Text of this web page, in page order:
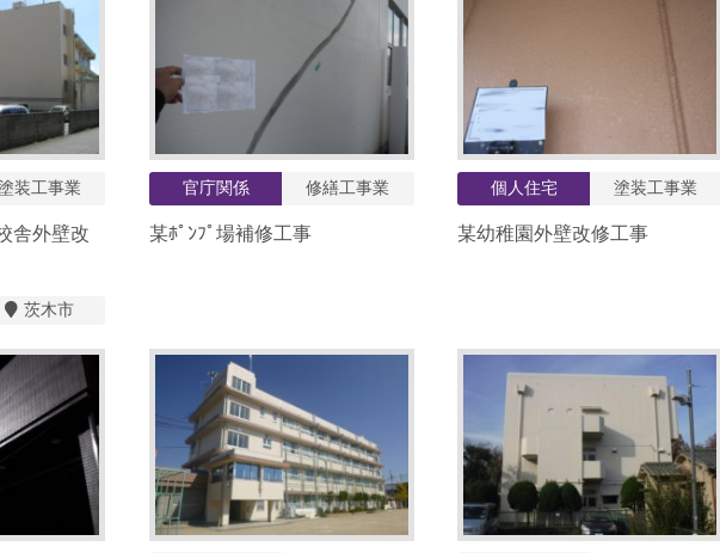
装工事業
舎外壁改
茨木市
官庁関係 修繕工事業
某ﾎﾟﾝﾌﾟ場補修工事
個人住宅 塗装工事業
某幼稚園外壁改修工事